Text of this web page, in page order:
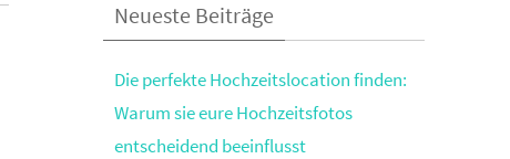
Neueste Beiträge
Die perfekte Hochzeitslocation finden:
Warum sie eure Hochzeitsfotos
entscheidend beeinflusst